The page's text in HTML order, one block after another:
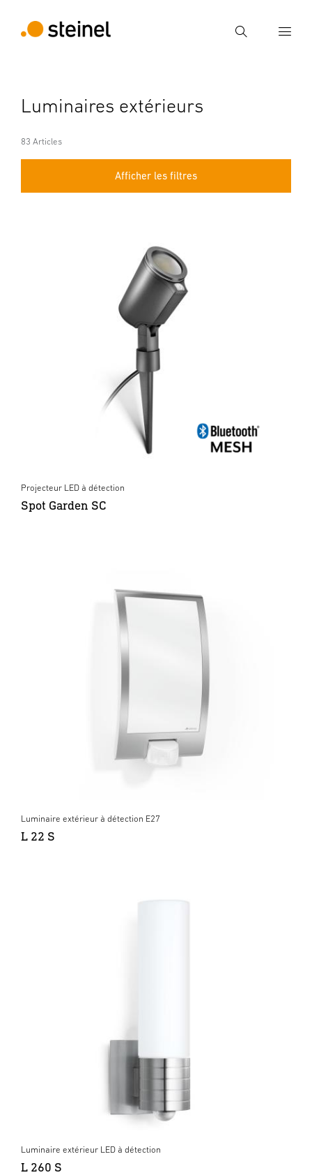
Recherche
Recherche
Luminaires extérieurs
83 Articles
Afficher les filtres
Projecteur LED à détection
Spot Garden SC
Luminaire extérieur à détection E27
L 22 S
Luminaire extérieur LED à détection
L 260 S